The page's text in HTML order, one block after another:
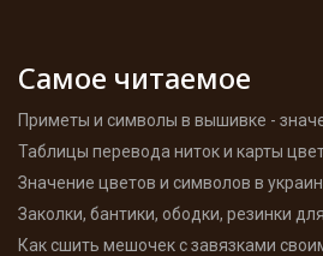
Самое читаемое
Приметы и символы в вышивке -
Таблицы перевода ниток и карты
Значение цветов и символов в
Заколки, бантики, ободки, резинки
Как сшить мешочек с завязками